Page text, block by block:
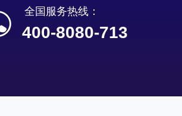
400-8080-713
全国服务热线：